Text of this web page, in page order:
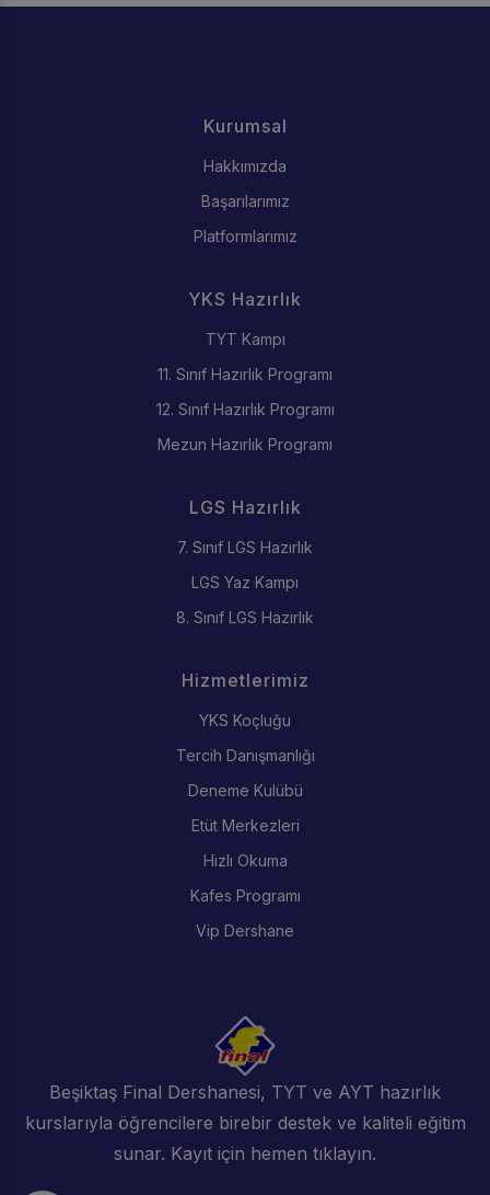
Kurumsal
Hakkımızda
Başarılarımız
Platformlarımız
YKS Hazırlık
TYT Kampı
11. Sınıf Hazırlık Programı
12. Sınıf Hazırlık Programı
Mezun Hazırlık Programı
LGS Hazırlık
7. Sınıf LGS Hazırlık
LGS Yaz Kampı
8. Sınıf LGS Hazırlık
Hizmetlerimiz
YKS Koçluğu
Tercih Danışmanlığı
Deneme Kulübü
Etüt Merkezleri
Hızlı Okuma
Kafes Programı
Vip Dershane
Beşiktaş Final Dershanesi, TYT ve AYT hazırlık
kurslarıyla öğrencilere birebir destek ve kaliteli eğitim
sunar. Kayıt için hemen tıklayın.